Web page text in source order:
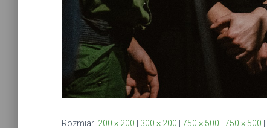
Rozmiar: 200 × 200 300 × 200 750 × 500 750 × 500